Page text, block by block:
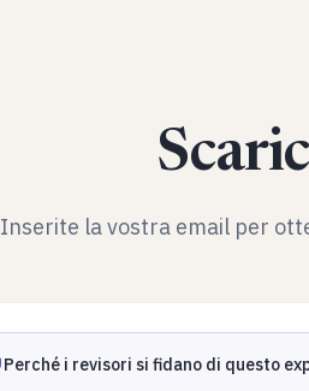
Inserite la vostra email per
Perché i revisori si fidano di questo